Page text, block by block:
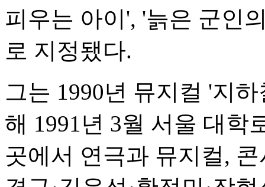
피우는 아이', '늙은 군인
로 지정됐다.
그는 1990년 뮤지컬 '지
해 1991년 3월 서울 대학
곳에서 연극과 뮤지컬,